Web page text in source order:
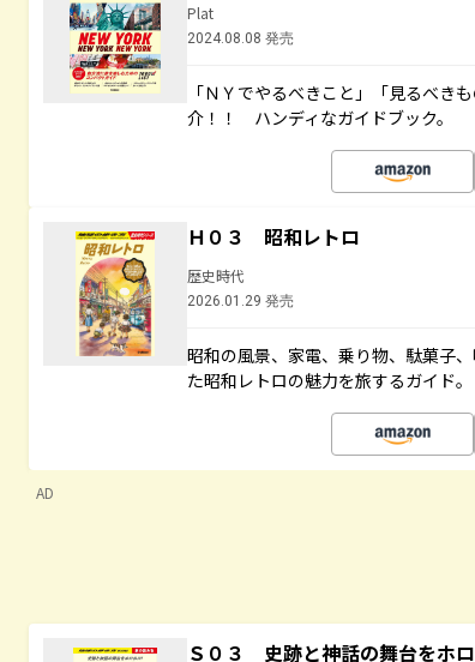
Plat
2024.08.08 発売
「ＮＹでやるべきこと」「見るべき
介！！ ハンディなガイドブック。
Ｈ０３ 昭和レトロ
歴史時代
2026.01.29 発売
昭和の風景、家電、乗り物、駄菓子
た昭和レトロの魅力を旅するガイド。
AD
Ｓ０３ 史跡と神話の舞台をホ